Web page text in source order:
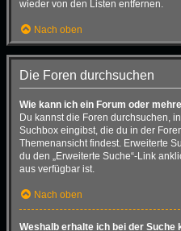
wieder von den Listen entfernen.
Nach oben
Die Foren durchsuchen
Wie kann ich ein Forum oder
Du kannst die Foren durchsuchen,
Suchbox eingibst, die du in der
Themenansicht findest. Erweiterte
du den „Erweiterte Suche“-Link
aus verfügbar ist.
Nach oben
Weshalb erhalte ich bei der Suche